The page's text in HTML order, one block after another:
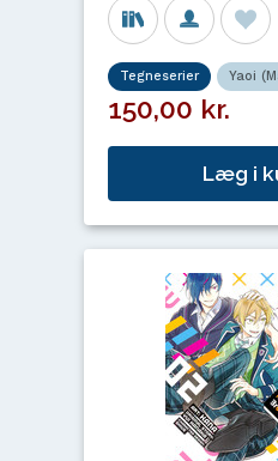
Tegneserier Yaoi
150,00 kr.
Læg i